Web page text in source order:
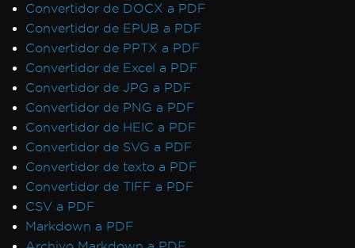
Convertidor de DOCX a PDF
Convertidor de EPUB a PDF
Convertidor de PPTX a PDF
Convertidor de Excel a PDF
Convertidor de JPG a PDF
Convertidor de PNG a PDF
Convertidor de HEIC a PDF
Convertidor de SVG a PDF
Convertidor de texto a PDF
Convertidor de TIFF a PDF
CSV a PDF
Markdown a PDF